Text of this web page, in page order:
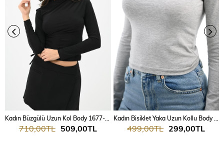
509,00TL
710,00TL 299,00TL
499,00TL